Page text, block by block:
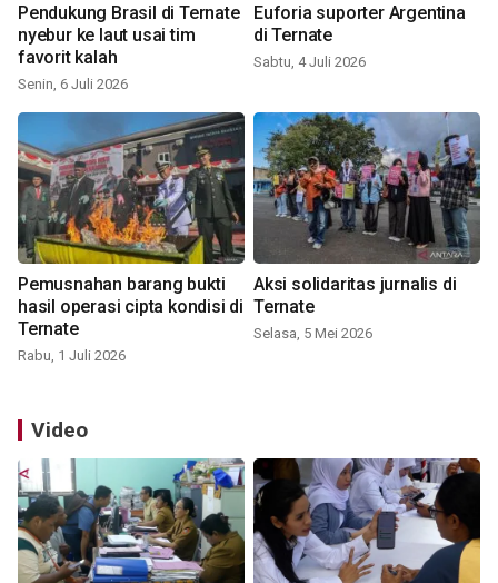
Pendukung Brasil di Ternate
nyebur ke laut usai tim
favorit kalah
Senin, 6 Juli 2026
Euforia suporter Argentina
di Ternate
Sabtu, 4 Juli 2026
Pemusnahan barang bukti
hasil operasi cipta kondisi di
Ternate
Rabu, 1 Juli 2026
Aksi solidaritas jurnalis di
Ternate
Selasa, 5 Mei 2026
Video